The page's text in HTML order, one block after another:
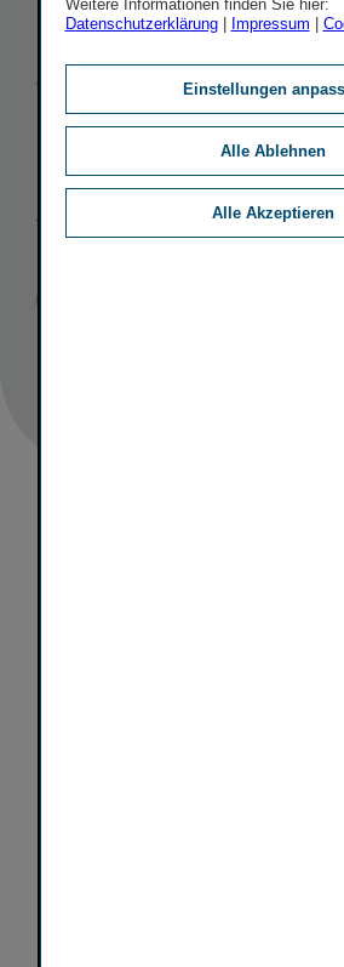
(Wiener
Gruppe)
Weitere Informationen finden Sie hier:
Datenschutzerklärung| Impressum
Einstellungen
Alle Ablehnen
Alle Akzeptieren